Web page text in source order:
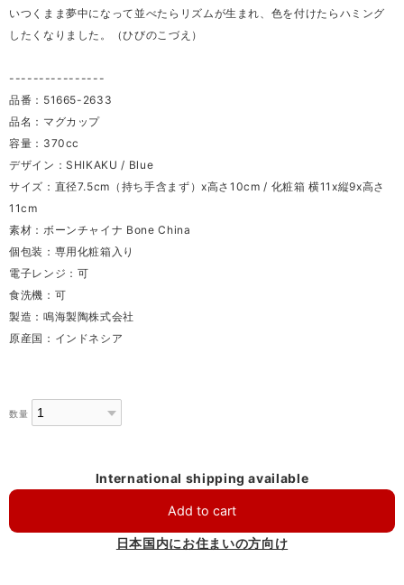
いつくまま夢中になって並べたらリズムが生まれ、色を付けたらハミング
したくなりました。（ひびのこづえ）
----------------
品番：51665-2633
品名：マグカップ
容量：370cc
デザイン：SHIKAKU / Blue
サイズ：直径7.5cm（持ち手含まず）x高さ10cm / 化粧箱 横11x縦9x高さ
11cm
素材：ボーンチャイナ Bone China
個包装：専用化粧箱入り
電子レンジ：可
食洗機：可
製造：鳴海製陶株式会社
原産国：インドネシア
数量
International shipping available
Add to cart
日本国内にお住まいの方向け